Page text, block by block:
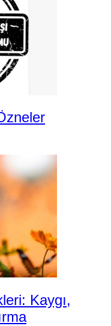
Kaygı,